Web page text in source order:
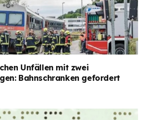
Unfällen mit zwei
Bahnschranken gefordert